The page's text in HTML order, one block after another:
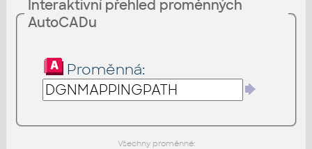
Interaktivní přehled proměnných
AutoCADu
Proměnná:
Všechny proměnné: